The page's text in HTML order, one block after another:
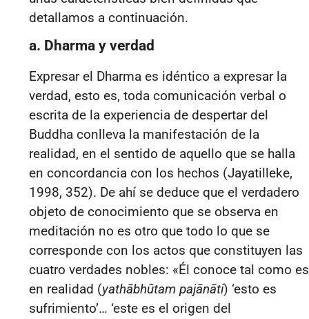
detallamos a continuación.
a. Dharma y verdad
Expresar el Dharma es idéntico a expresar la
verdad, esto es, toda comunicación verbal o
escrita de la experiencia de despertar del
Buddha conlleva la manifestación de la
realidad, en el sentido de aquello que se halla
en concordancia con los hechos (Jayatilleke,
1998, 352). De ahí se deduce que el verdadero
objeto de conocimiento que se observa en
meditación no es otro que todo lo que se
corresponde con los actos que constituyen las
cuatro verdades nobles: «Él conoce tal como es
en realidad (yathābhūtam pajānāti) ‘esto es
sufrimiento’… ‘este es el origen del